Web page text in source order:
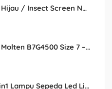
Jaring Kasa Hijau / Insect Screen Net – Kualitas Terjamin & Harga Eceran Terjangkau
Bola Basket Molten B7G4500 Size 7 – Resmi FIBA & IBL
Cod Paket 2in1 Lampu Sepeda Led Light Depan Dan Belakang Rechargeable